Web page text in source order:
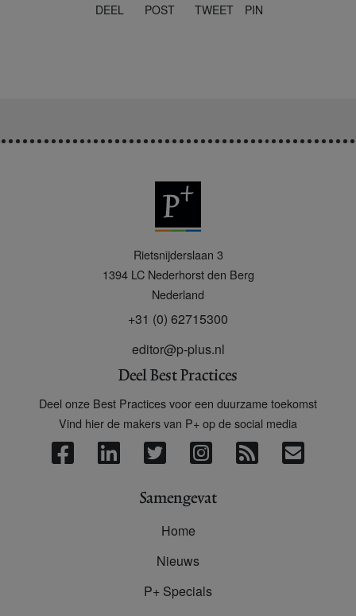
DEEL POST TWEET PIN
Rietsnijderslaan 3
1394 LC Nederhorst den Berg
Nederland
+31 (0) 62715300
editor@p-plus.nl
Deel Best Practices
Deel onze Best Practices voor een duurzame toekomst
Vind hier de makers van P+ op de social media
Samengevat
Home
Nieuws
P+ Specials